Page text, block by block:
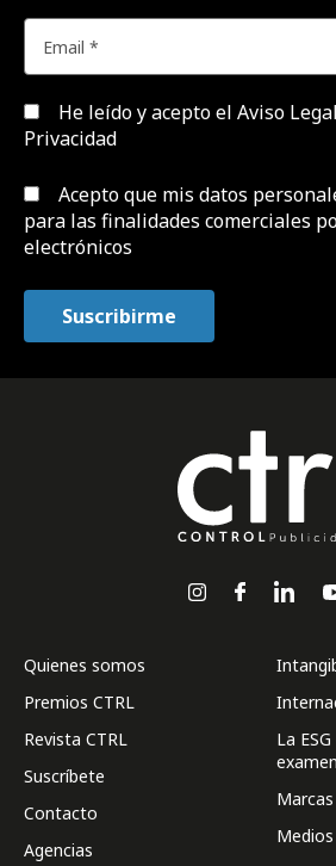
He leído y acepto el Aviso
Privacidad
Acepto que mis datos
para las finalidades comerciales
electrónicos
Quienes somos
Premios CTRL
Revista CTRL
Suscríbete
Contacto
Agencias
La
examen
Marcas
Medios